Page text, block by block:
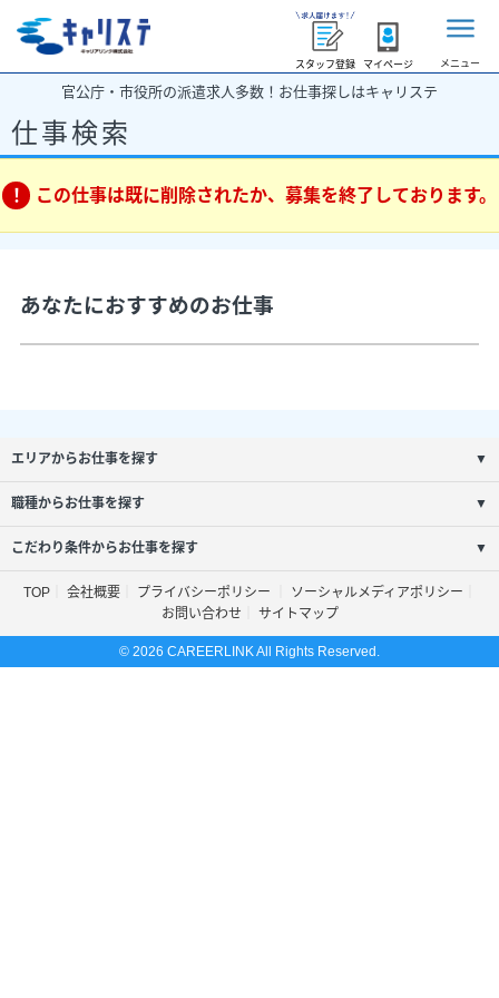
スタッフ登録 マイページ メニュー
官公庁・市役所の派遣求人多数！お仕事探しはキャリステ
仕事検索
この仕事は既に削除されたか、募集を終了しております。
あなたにおすすめのお仕事
エリアからお仕事を探す ▼
職種からお仕事を探す ▼
こだわり条件からお仕事を探す ▼
TOP 会社概要 プライバシーポリシー
ソーシャルメディアポリシー
お問い合わせ
サイトマップ
© 2026 CAREERLINK All Rights Reserved.